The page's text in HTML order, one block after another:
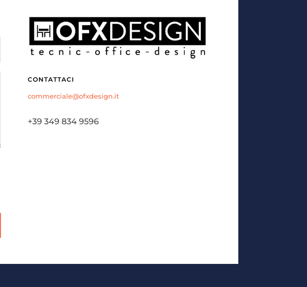
CONTATTACI
commerciale@ofxdesign.it
+39 349 834 9596